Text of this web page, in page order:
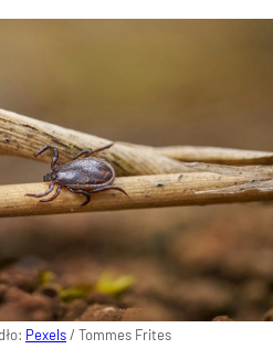
Pexels/ Tommes Frites